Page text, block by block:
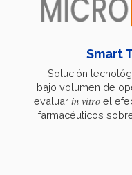
Smart
Solución
bajo volumen de
evaluarin vitroel
farmacéuticos